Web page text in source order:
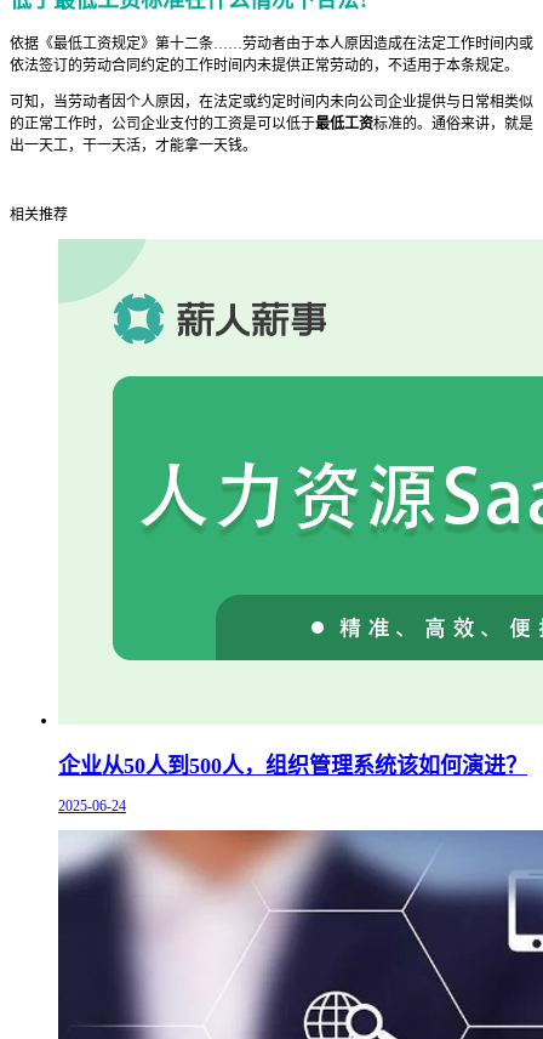
依据《最低工资规定》第十二条……劳动者由于本人原因造成在法定工作时间内或
依法签订的劳动合同约定的工作时间内未提供正常劳动的，不适用于本条规定。
可知，当劳动者因个人原因，在法定或约定时间内未向公司企业提供与日常相类似
的正常工作时，公司企业支付的工资是可以低于最低工资标准的。通俗来讲，就是
出一天工，干一天活，才能拿一天钱。
相关推荐
企业从50人到500人，组织管理系统该如何演进？
2025-06-24